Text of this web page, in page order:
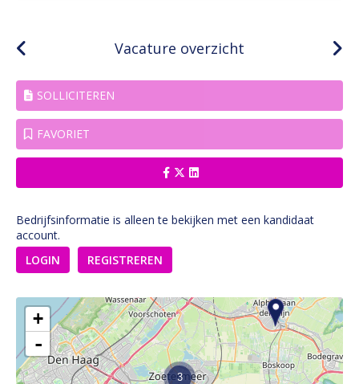
Vacature overzicht
SOLLICITEREN
FAVORIET
Bedrijfsinformatie is alleen te bekijken met een kandidaat
account.
LOGIN
REGISTREREN
3
+
-